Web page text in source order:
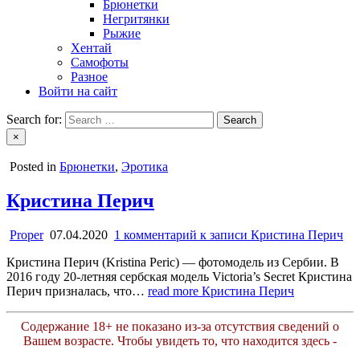
Брюнетки
Негритянки
Рыжие
Хентай
Самофоты
Разное
Войти на сайт
Search for:
×
Posted in Брюнетки, Эротика
Кристина Перич
Proper 07.04.2020 1 комментарий к записи Кристина Перич
Кристина Перич (Kristina Peric) — фотомодель из Сербии. В
2016 году 20-летняя сербская модель Victoria’s Secret Кристина
Перич призналась, что… read more Кристина Перич
Содержание 18+ не показано из-за отсутствия сведений о
Вашем возрасте. Чтобы увидеть то, что находится здесь -